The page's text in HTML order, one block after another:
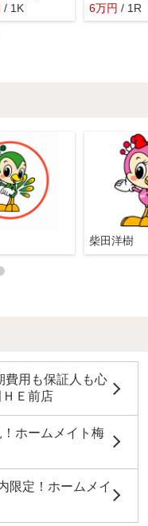
/ 1K
6万円 / 1R
柴田洋樹
費用も保証人も心
Ｅ前店
ホームメイト梅
限定！ホームメイ